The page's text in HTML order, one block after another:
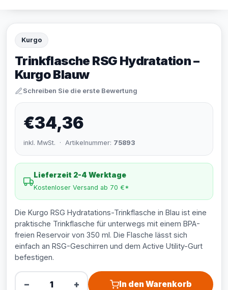
Kurgo
Trinkflasche RSG Hydratation –
Kurgo Blauw
Schreiben Sie die erste Bewertung
€34,36
inkl. MwSt. · Artikelnummer: 75893
Lieferzeit 2-4 Werktage
Kostenloser Versand ab 70 €*
Die Kurgo RSG Hydratations-Trinkflasche in Blau ist eine
praktische Trinkflasche für unterwegs mit einem BPA-
freien Reservoir von 350 ml. Die Flasche lässt sich
einfach an RSG-Geschirren und dem Active Utility-Gurt
befestigen.
− + In den Warenkorb